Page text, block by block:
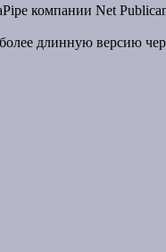
компании Net
длинную версию